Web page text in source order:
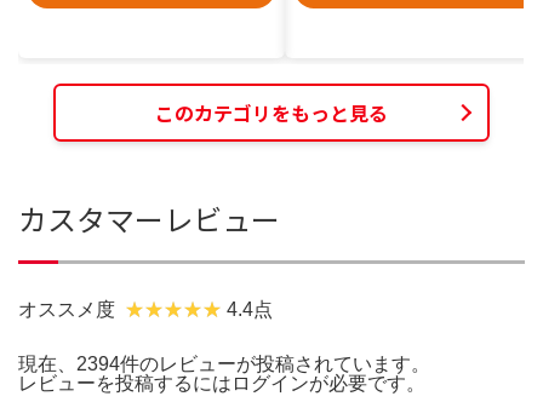
このカテゴリをもっと見る
カスタマーレビュー
オススメ度 4.4点
現在、2394件のレビューが投稿されています。
レビューを投稿するには ログインが必要です。